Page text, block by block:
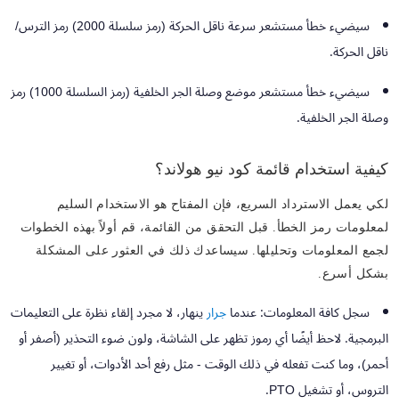
سيضيء خطأ مستشعر سرعة ناقل الحركة (رمز سلسلة 2000) رمز الترس/
ناقل الحركة.
سيضيء خطأ مستشعر موضع وصلة الجر الخلفية (رمز السلسلة 1000) رمز
وصلة الجر الخلفية.
كيفية استخدام قائمة كود نيو هولاند؟
لكي يعمل الاسترداد السريع، فإن المفتاح هو الاستخدام السليم
لمعلومات رمز الخطأ. قبل التحقق من القائمة، قم أولاً بهذه الخطوات
لجمع المعلومات وتحليلها. سيساعدك ذلك في العثور على المشكلة
بشكل أسرع.
سجل كافة المعلومات:عندماجرارينهار، لا مجرد إلقاء نظرة على التعليمات
البرمجية. لاحظ أيضًا أي رموز تظهر على الشاشة، ولون ضوء التحذير (أصفر أو
أحمر)، وما كنت تفعله في ذلك الوقت - مثل رفع أحد الأدوات، أو تغيير
التروس، أو تشغيل PTO.